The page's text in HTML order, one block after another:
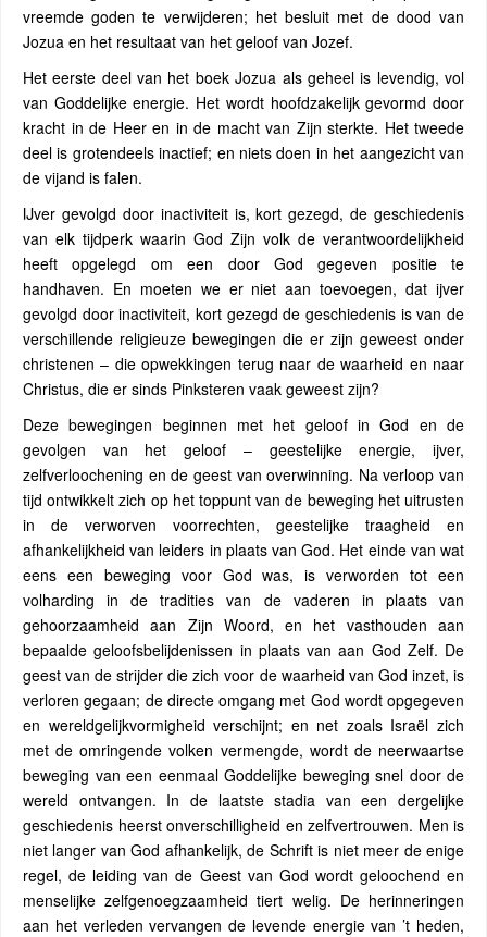
vreemde goden te verwijderen; het besluit met de dood van
Jozua en het resultaat van het geloof van Jozef.
Het eerste deel van het boek Jozua als geheel is levendig, vol
van Goddelijke energie. Het wordt hoofdzakelijk gevormd door
kracht in de Heer en in de macht van Zijn sterkte. Het tweede
deel is grotendeels inactief; en niets doen in het aangezicht van
de vijand is falen.
IJver gevolgd door inactiviteit is, kort gezegd, de geschiedenis
van elk tijdperk waarin God Zijn volk de verantwoordelijkheid
heeft opgelegd om een door God gegeven positie te
handhaven. En moeten we er niet aan toevoegen, dat ijver
gevolgd door inactiviteit, kort gezegd de geschiedenis is van de
verschillende religieuze bewegingen die er zijn geweest onder
christenen – die opwekkingen terug naar de waarheid en naar
Christus, die er sinds Pinksteren vaak geweest zijn?
Deze bewegingen beginnen met het geloof in God en de
gevolgen van het geloof – geestelijke energie, ijver,
zelfverloochening en de geest van overwinning. Na verloop van
tijd ontwikkelt zich op het toppunt van de beweging het uitrusten
in de verworven voorrechten, geestelijke traagheid en
afhankelijkheid van leiders in plaats van God. Het einde van wat
eens een beweging voor God was, is verworden tot een
volharding in de tradities van de vaderen in plaats van
gehoorzaamheid aan Zijn Woord, en het vasthouden aan
bepaalde geloofsbelijdenissen in plaats van aan God Zelf. De
geest van de strijder die zich voor de waarheid van God inzet, is
verloren gegaan; de directe omgang met God wordt opgegeven
en wereldgelijkvormigheid verschijnt; en net zoals Israël zich
met de omringende volken vermengde, wordt de neerwaartse
beweging van een eenmaal Goddelijke beweging snel door de
wereld ontvangen. In de laatste stadia van een dergelijke
geschiedenis heerst onverschilligheid en zelfvertrouwen. Men is
niet langer van God afhankelijk, de Schrift is niet meer de enige
regel, de leiding van de Geest van God wordt geloochend en
menselijke zelfgenoegzaamheid tiert welig. De herinneringen
aan het verleden vervangen de levende energie van ’t heden,